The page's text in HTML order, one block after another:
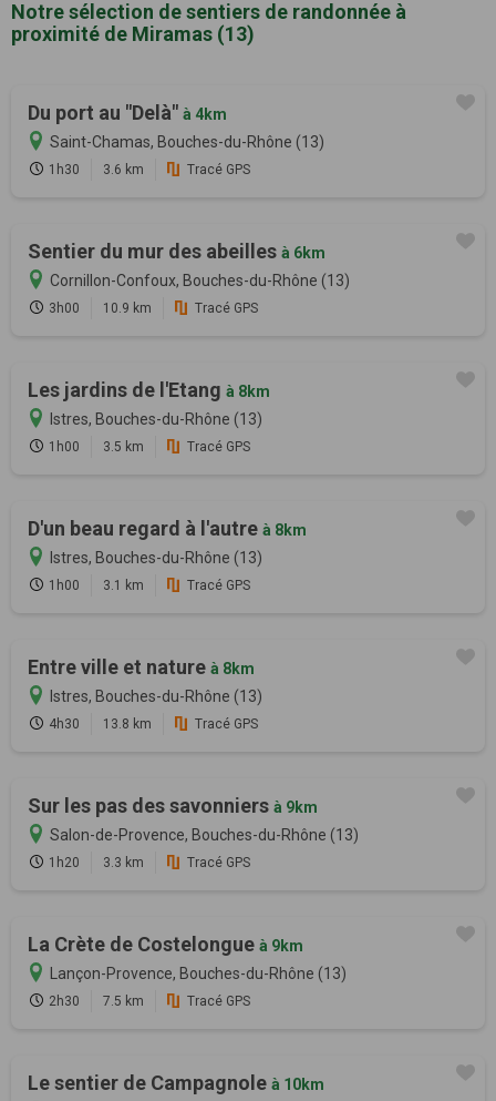
Notre sélection de sentiers de randonnée à
proximité de Miramas (13)
Du port au "Delà" à 4km
Saint-Chamas, Bouches-du-Rhône (13)
1h30 3.6 km Tracé GPS
Sentier du mur des abeilles à 6km
Cornillon-Confoux, Bouches-du-Rhône (13)
3h00 10.9 km Tracé GPS
Les jardins de l'Etang à 8km
Istres, Bouches-du-Rhône (13)
1h00 3.5 km Tracé GPS
D'un beau regard à l'autre à 8km
Istres, Bouches-du-Rhône (13)
1h00 3.1 km Tracé GPS
Entre ville et nature à 8km
Istres, Bouches-du-Rhône (13)
4h30 13.8 km Tracé GPS
Sur les pas des savonniers à 9km
Salon-de-Provence, Bouches-du-Rhône (13)
1h20 3.3 km Tracé GPS
La Crète de Costelongue à 9km
Lançon-Provence, Bouches-du-Rhône (13)
2h30 7.5 km Tracé GPS
Le sentier de Campagnole à 10km